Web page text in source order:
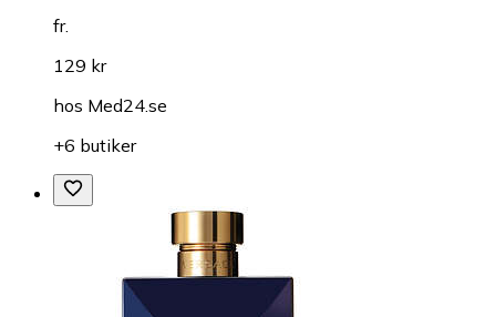
fr.
129 kr
hos Med24.se
+6 butiker